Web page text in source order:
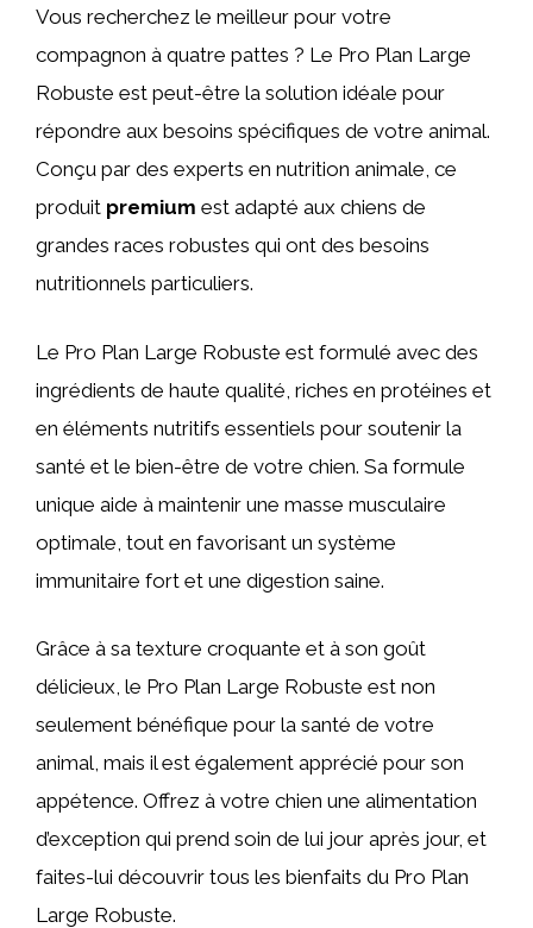
Vous recherchez le meilleur pour votre
compagnon à quatre pattes ? Le Pro Plan Large
Robuste est peut-être la solution idéale pour
répondre aux besoins spécifiques de votre animal.
Conçu par des experts en nutrition animale, ce
produit premium est adapté aux chiens de
grandes races robustes qui ont des besoins
nutritionnels particuliers.
Le Pro Plan Large Robuste est formulé avec des
ingrédients de haute qualité, riches en protéines et
en éléments nutritifs essentiels pour soutenir la
santé et le bien-être de votre chien. Sa formule
unique aide à maintenir une masse musculaire
optimale, tout en favorisant un système
immunitaire fort et une digestion saine.
Grâce à sa texture croquante et à son goût
délicieux, le Pro Plan Large Robuste est non
seulement bénéfique pour la santé de votre
animal, mais il est également apprécié pour son
appétence. Offrez à votre chien une alimentation
d’exception qui prend soin de lui jour après jour, et
faites-lui découvrir tous les bienfaits du Pro Plan
Large Robuste.